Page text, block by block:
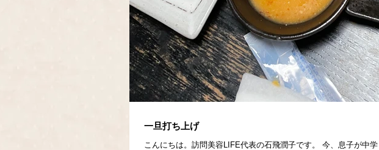
一旦打ち上げ
こんにちは。訪問美容LIFE代表の石飛潤子です。 今、息子が中